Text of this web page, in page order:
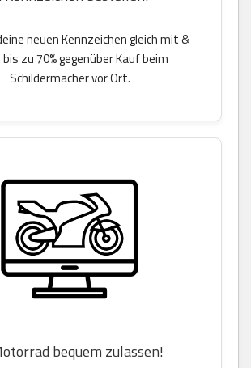
neuen Kennzeichen gleich mit &
zu 70% gegenüber Kauf beim
Schildermacher vor Ort.
bequem zulassen!